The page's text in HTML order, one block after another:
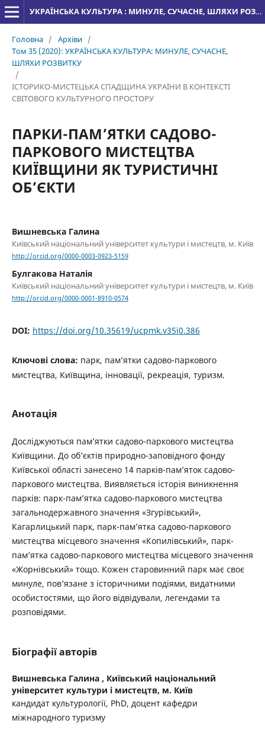
УКРАЇНСЬКА КУЛЬТУРА : МИНУЛЕ, СУЧАСНЕ, ШЛЯХИ РОЗВИТКУ
Головна / Архіви /
Том 35 (2020): УКРАЇНСЬКА КУЛЬТУРА: МИНУЛЕ, СУЧАСНЕ,
ШЛЯХИ РОЗВИТКУ
/
ІСТОРИКО-МИСТЕЦЬКА СПАДЩИНА УКРАЇНИ В КОНТЕКСТІ
СВІТОВОГО КУЛЬТУРНОГО ПРОСТОРУ
ПАРКИ-ПАМ’ЯТКИ САДОВО-
ПАРКОВОГО МИСТЕЦТВА
КИЇВЩИНИ ЯК ТУРИСТИЧНІ
ОБ’ЄКТИ
Вишневська Галина
Київський національний університет культури і мистецтв, м. Київ
http://orcid.org/0000-0003-0923-5159
Булгакова Наталія
Київський національний університет культури і мистецтв, м. Київ
http://orcid.org/0000-0001-8910-0574
DOI: https://doi.org/10.35619/ucpmk.v35i0.386
Ключові слова: парк, пам’ятки садово-паркового
мистецтва, Київщина, інновації, рекреація, туризм.
Анотація
Досліджуються пам’ятки садово-паркового мистецтва
Київщини. До об’єктів природно-заповідного фонду
Київської області занесено 14 парків-пам’яток садово-
паркового мистецтва. Виявляється історія виникнення
парків: парк-пам’ятка садово-паркового мистецтва
загальнодержавного значення «Згурівський»,
Кагарлицький парк, парк-пам’ятка садово-паркового
мистецтва місцевого значення «Копилівський», парк-
пам’ятка садово-паркового мистецтва місцевого значення
«Жорнівський» тощо. Кожен старовинний парк має своє
минуле, пов’язане з історичними подіями, видатними
особистостями, що його відвідували, легендами та
розповідями.
Біографії авторів
Вишневська Галина , Київський національний
університет культури і мистецтв, м. Київ
кандидат культурології, PhD, доцент кафедри
міжнародного туризму